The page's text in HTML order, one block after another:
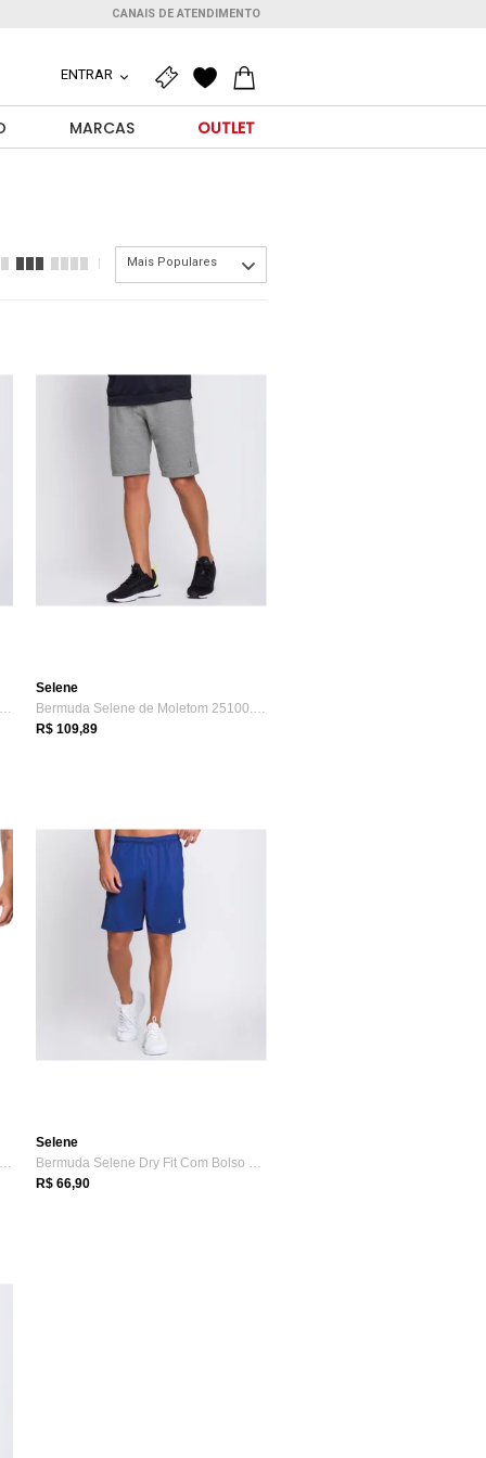
CANAIS DE ATENDIMENTO
ENTRAR
MARCAS OUTLET
Mais Populares
Bermuda Selene de Moletom 25100.001
Selene
Bermuda Selene de Moletom 25100.001
R$ 109,89
Bermuda Masculina Dryfit Sport Selene
Selene
Bermuda Selene Dry Fit Com Bolso 25110.002
R$ 66,90